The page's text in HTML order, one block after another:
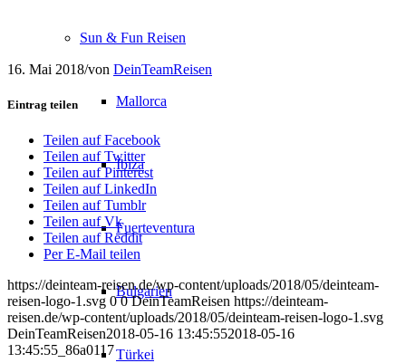
Sun & Fun Reisen
Mallorca
Ibiza
Fuerteventura
Bulgarien
Türkei
16. Mai 2018/von DeinTeamReisen
Eintrag teilen
Teilen auf Facebook
Teilen auf Twitter
Teilen auf Pinterest
Teilen auf LinkedIn
Teilen auf Tumblr
Teilen auf Vk
Teilen auf Reddit
Per E-Mail teilen
https://deinteam-reisen.de/wp-content/uploads/2018/05/deinteam-
reisen-logo-1.svg 0 0 DeinTeamReisen https://deinteam-
reisen.de/wp-content/uploads/2018/05/deinteam-reisen-logo-1.svg
DeinTeamReisen2018-05-16 13:45:552018-05-16
13:45:55 _86a0117